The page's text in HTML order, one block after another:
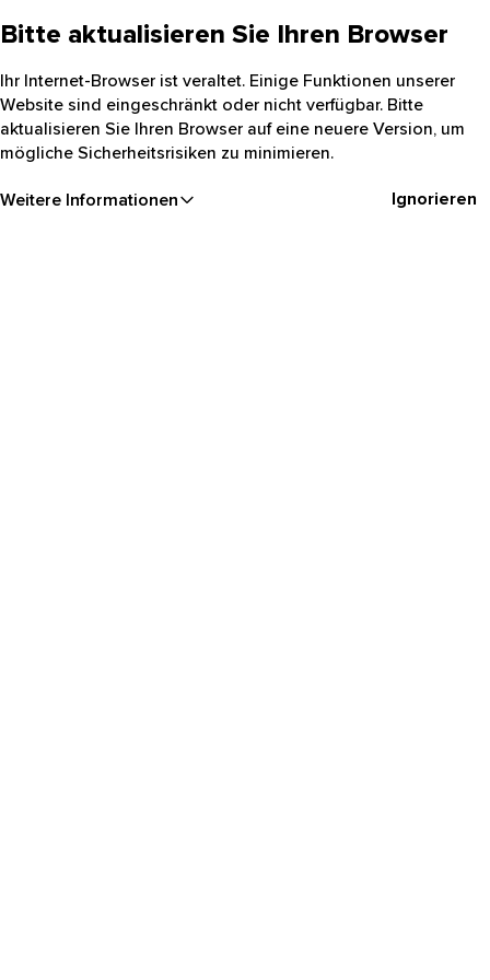
Bitte aktualisieren Sie Ihren Browser
Ihr Internet-Browser ist veraltet. Einige Funktionen unserer
Website sind eingeschränkt oder nicht verfügbar. Bitte
aktualisieren Sie Ihren Browser auf eine neuere Version, um
mögliche Sicherheitsrisiken zu minimieren.
Weitere Informationen Ignorieren